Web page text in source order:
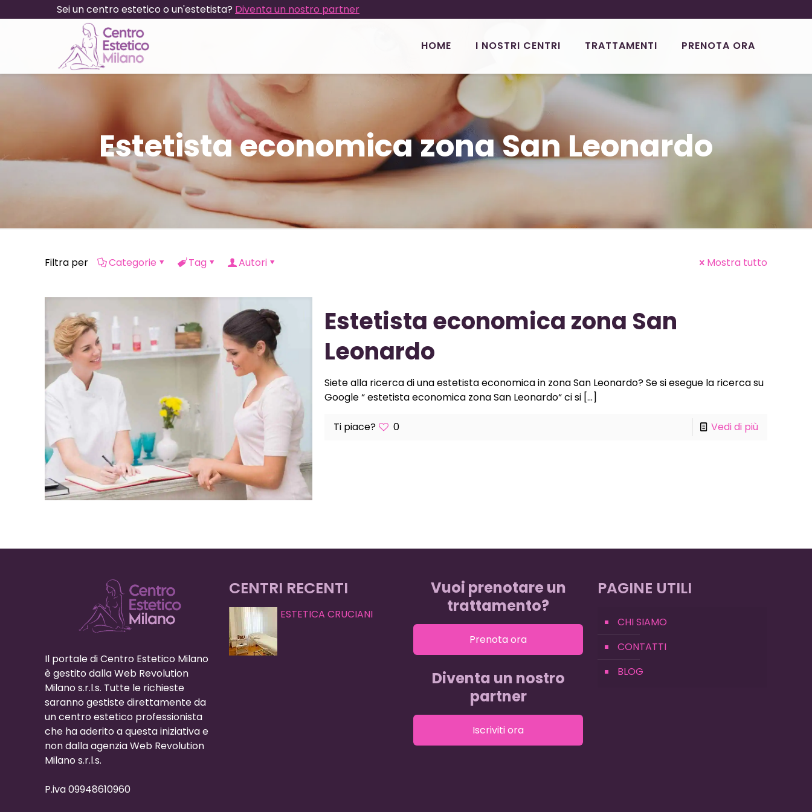
Sei un centro estetico o un'estetista? Diventa un nostro partner
HOME I NOSTRI CENTRI TRATTAMENTI PRENOTA ORA
Estetista economica zona San Leonardo
Filtra per Categorie Tag Autori Mostra tutto
Estetista economica zona San
Leonardo
Siete alla ricerca di una estetista economica in zona San Leonardo? Se si esegue la ricerca su
Google “ estetista economica zona San Leonardo“ ci si[…]
Ti piace? 0 Vedi di più
Il portale di Centro Estetico Milano
è gestito dalla Web Revolution
Milano s.r.l.s. Tutte le richieste
saranno gestiste direttamente da
un centro estetico professionista
che ha aderito a questa iniziativa e
non dalla agenzia Web Revolution
Milano s.r.l.s.
P.iva 09948610960
CENTRI RECENTI
ESTETICA CRUCIANI
Vuoi prenotare un
trattamento?
Prenota ora
Diventa un nostro
partner
Iscriviti ora
PAGINE UTILI
CHI SIAMO
CONTATTI
BLOG